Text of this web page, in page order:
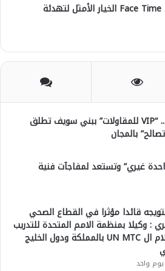
قوة الشاي الأخضر.. غسول Face Time الخيار الأمثل لتهدئة
في إطار دورها المجتمعي.. “VIP للمقاولات” ببني سويف تطلق
بالمجان
غيري” وتستعد لمفاجآت فنية
قائدا مؤثرا في القطاع الصحي
: وكيلا بمنظمة الامم المتحدة للتدريب
والاعلام ال UN MTC بالمملكة ودول الخليج
واحد